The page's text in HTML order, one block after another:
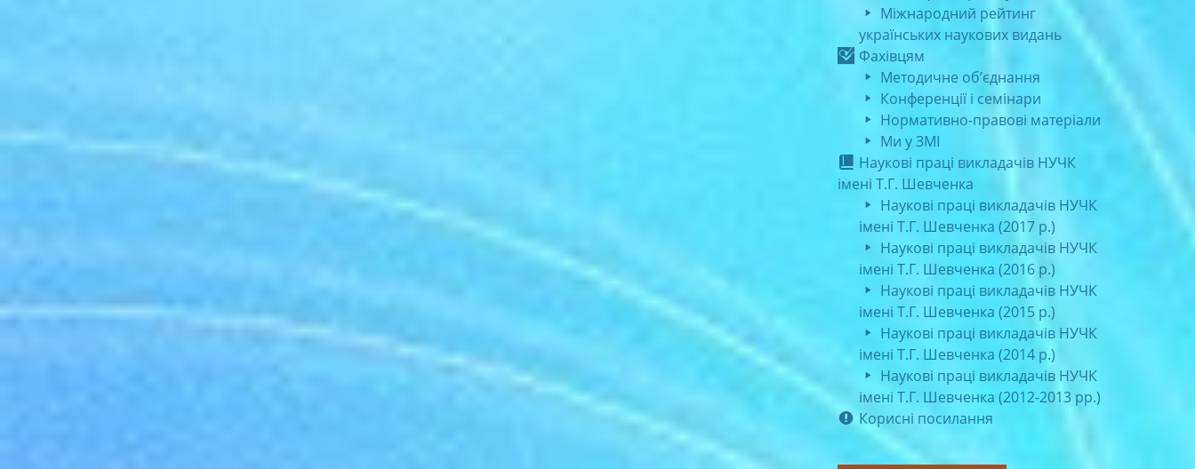
Міжнародний рейтинг
українських наукових видань
Фахівцям
Методичне об’єднання
Конференції і семінари
Нормативно-правові матеріали
Ми у ЗМІ
Наукові праці викладачів НУЧК
імені Т.Г. Шевченка
Наукові праці викладачів НУЧК
імені Т.Г. Шевченка (2017 р.)
Наукові праці викладачів НУЧК
імені Т.Г. Шевченка (2016 р.)
Наукові праці викладачів НУЧК
імені Т.Г. Шевченка (2015 р.)
Наукові праці викладачів НУЧК
імені Т.Г. Шевченка (2014 р.)
Наукові праці викладачів НУЧК
імені Т.Г. Шевченка (2012-2013 рр.)
Корисні посилання